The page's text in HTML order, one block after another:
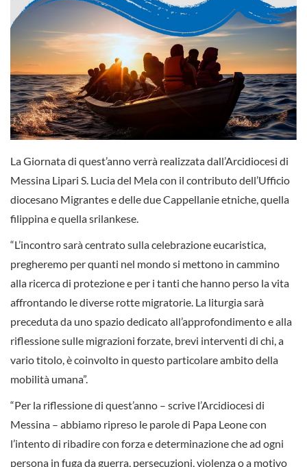
La Giornata di quest’anno verrà realizzata dall’Arcidiocesi di
Messina Lipari S. Lucia del Mela con il contributo dell’Ufficio
diocesano Migrantes e delle due Cappellanie etniche, quella
filippina e quella srilankese.
“L’incontro sarà centrato sulla celebrazione eucaristica,
pregheremo per quanti nel mondo si mettono in cammino
alla ricerca di protezione e per i tanti che hanno perso la vita
affrontando le diverse rotte migratorie. La liturgia sarà
preceduta da uno spazio dedicato all’approfondimento e alla
riflessione sulle migrazioni forzate, brevi interventi di chi, a
vario titolo, è coinvolto in questo particolare ambito della
mobilità umana”.
“Per la riflessione di quest’anno – scrive l’Arcidiocesi di
Messina – abbiamo ripreso le parole di Papa Leone con
l’intento di ribadire con forza e determinazione che ad ogni
persona in fuga da guerra, persecuzioni, violenza o a motivo